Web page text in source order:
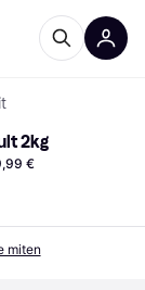
2kg
€
miten